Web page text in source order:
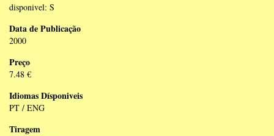
disponivel: S
Data de Publicação
2000
Preço
7.48 €
Idiomas Dísponiveis
PT / ENG
Tiragem